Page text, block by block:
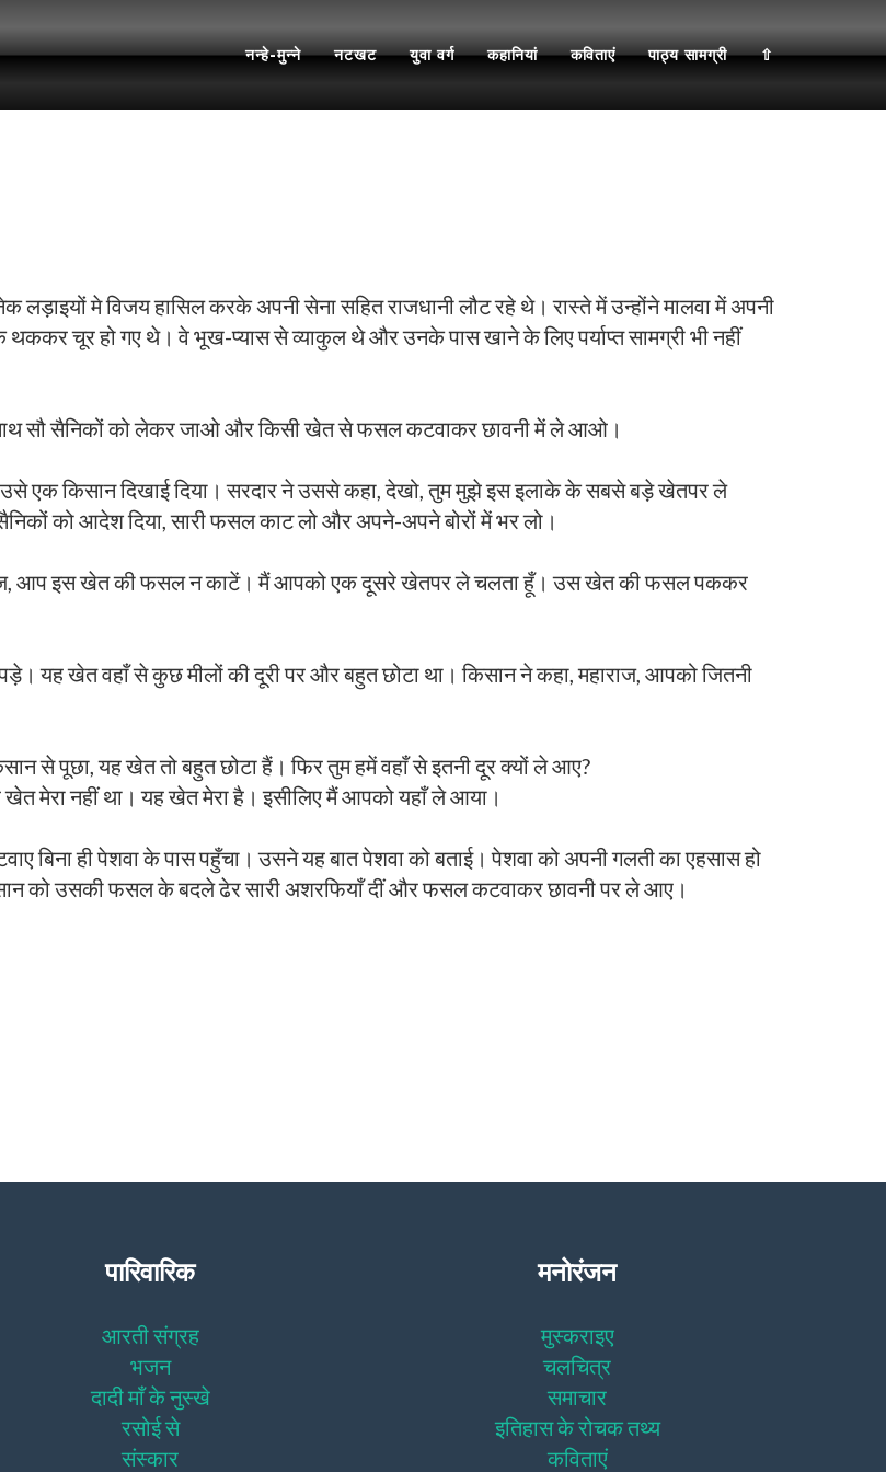
नन्हे-मुन्ने नटखट युवा वर्ग कहानियां कविताएं पाठ्य सामग्री ⇧
लड़ाइयों मे विजय हासिल करके अपनी सेना सहित राजधानी लौट रहे थे। रास्ते में उन्होंने मालवा में अपनी
चूर हो गए थे। वे भूख-प्यास से व्याकुल थे और उनके पास खाने के लिए पर्याप्त सामग्री भी नहीं
सौ सैनिकों को लेकर जाओ और किसी खेत से फसल कटवाकर छावनी में ले आओ।
एक किसान दिखाई दिया। सरदार ने उससे कहा, देखो, तुम मुझे इस इलाके के सबसे बड़े खेतपर ले
को आदेश दिया, सारी फसल काट लो और अपने-अपने बोरों में भर लो।
आप इस खेत की फसल न काटें। मैं आपको एक दूसरे खेतपर ले चलता हूँ। उस खेत की फसल पककर
खेत वहाँ से कुछ मीलों की दूरी पर और बहुत छोटा था। किसान ने कहा, महाराज, आपको जितनी
से पूछा, यह खेत तो बहुत छोटा हैं। फिर तुम हमें वहाँ से इतनी दूर क्यों ले आए?
खेत मेरा नहीं था। यह खेत मेरा है। इसीलिए मैं आपको यहाँ ले आया।
बिना ही पेशवा के पास पहुँचा। उसने यह बात पेशवा को बताई। पेशवा को अपनी गलती का एहसास हो
को उसकी फसल के बदले ढेर सारी अशरफियाँ दीं और फसल कटवाकर छावनी पर ले आए।
पारिवारिक
आरती संग्रह
भजन
दादी माँ के नुस्खे
रसोई से
संस्कार
मनोरंजन
मुस्कराइए
चलचित्र
समाचार
इतिहास के रोचक तथ्य
कविताएं